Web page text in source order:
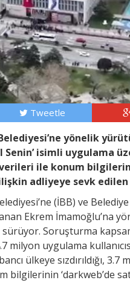
Tweetle
yönelik
Senin’ isimli uygulama
verileri ile konum
ilişkin adliyeye sevk
(İBB) ve
Ekrem İmamoğlu’na
Soruşturma
milyon uygulama
ülkeye sızdırıldığı, 3.7
‘darkweb’de